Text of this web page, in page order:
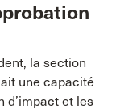
la section
une capacité
d’impact et les